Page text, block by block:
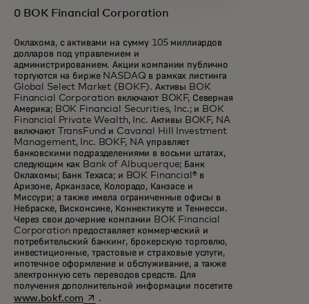
О BOK Financial Corporation
Оклахома, с активами на сумму 105 миллиардов
долларов под управлением и
администрированием. Акции компании публично
торгуются на бирже NASDAQ в рамках листинга
Global Select Market (BOKF). Активы BOK
Financial Corporation включают BOKF, Северная
Америка; BOK Financial Securities, Inc.; и BOK
Financial Private Wealth, Inc. Активы BOKF, NA
включают TransFund и Cavanal Hill Investment
Management, Inc. BOKF, NA управляет
банковскими подразделениями в восьми штатах,
следующим как Bank of Albuquerque; Банк
Оклахомы; Банк Техаса; и BOK Financial® в
Аризоне, Арканзасе, Колорадо, Канзасе и
Миссури; а также имела ограниченные офисы в
Небраске, Висконсине, Коннектикуте и Теннесси.
Через свои дочерние компании BOK Financial
Corporation предоставляет коммерческий и
потребительский банкинг, брокерскую торговлю,
инвестиционные, трастовые и страховые услуги,
ипотечное оформление и обслуживание, а также
электронную сеть переводов средств. Для
получения дополнительной информации посетите
www.bokf.com opens in a new tab
.